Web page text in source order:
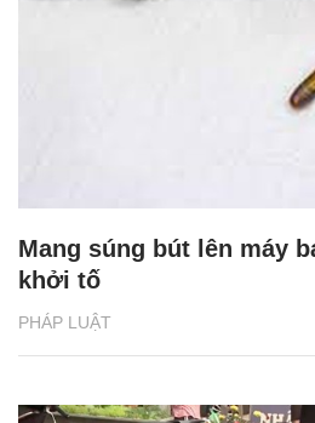
PHÁP LUẬT
Mang súng bút lên máy
khởi tố